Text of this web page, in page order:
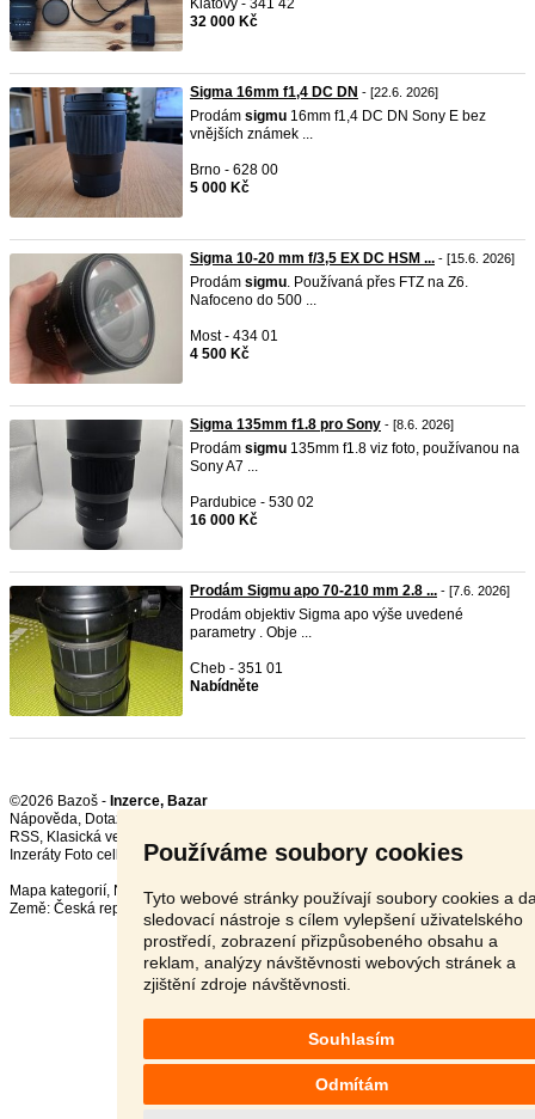
Používáme soubory cookies
Tyto webové stránky používají soubory cookies a
sledovací nástroje s cílem vylepšení uživatelského
prostředí, zobrazení přizpůsobeného obsahu a
reklam, analýzy návštěvnosti webových stránek a
zjištění zdroje návštěvnosti.
Souhlasím
Odmítám
Klatovy - 341 42
32 000 Kč
Sigma 16mm f1,4 DC DN - [22.6. 2026]
Prodám sigmu 16mm f1,4 DC DN Sony E bez
vnějších známek ...
Brno - 628 00
5 000 Kč
Sigma 10-20 mm f/3,5 EX DC HSM ... - [15.6. 2026]
Prodám sigmu. Používaná přes FTZ na Z6.
Nafoceno do 500 ...
Most - 434 01
4 500 Kč
Sigma 135mm f1.8 pro Sony - [8.6. 2026]
Prodám sigmu 135mm f1.8 viz foto, používanou na
Sony A7 ...
Pardubice - 530 02
16 000 Kč
Prodám Sigmu apo 70-210 mm 2.8 ... - [7.6. 2026]
Prodám objektiv Sigma apo výše uvedené
parametry . Obje ...
Cheb - 351 01
Nabídněte
©2026 Bazoš - Inzerce, Bazar
Nápověda, Dotazy
RSS,
Inzeráty Foto celkem:12098, za 24 hodin:369
Mapa kategorií, Nejvyhledávanější výrazy
Země: Česká republika ,Slovensko, Polsko,Rakousko